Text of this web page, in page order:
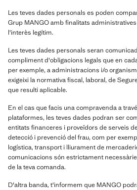
Les teves dades personals es poden
Grup MANGO amb finalitats
l'interès legítim.
Les teves dades personals seran
compliment d'obligacions legals que en
per exemple, a administracions i/o
exigeixi la normativa fiscal, laboral, de
que resulti aplicable.
En el cas que facis una compravenda a
plataformes, les teves dades podran ser
entitats financeres i proveïdors de serveis
detecció i prevenció del frau, com per
logística, transport i lliurament de
comunicacions són estrictament
de la teva comanda.
D'altra banda, t'informem que MANGO